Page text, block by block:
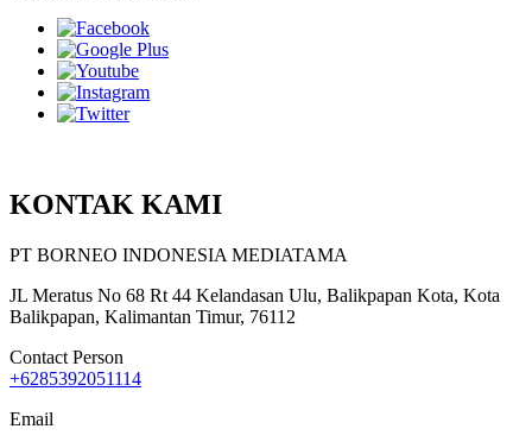
KONTAK KAMI
PT BORNEO INDONESIA MEDIATAMA
JL Meratus No 68 Rt 44 Kelandasan Ulu, Balikpapan Kota, Kota
Balikpapan, Kalimantan Timur, 76112
Contact Person
+6285392051114
Email